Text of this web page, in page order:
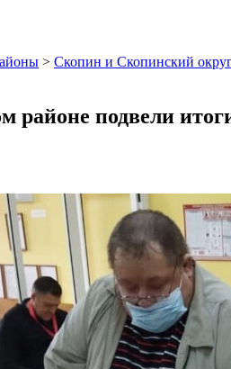
> Скопин и Скопинский
районе подвели